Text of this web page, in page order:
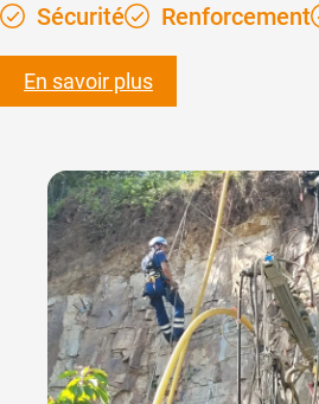
Sécurité Renforcement
En savoir plus